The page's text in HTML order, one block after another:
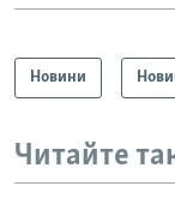
Новини
Читайте